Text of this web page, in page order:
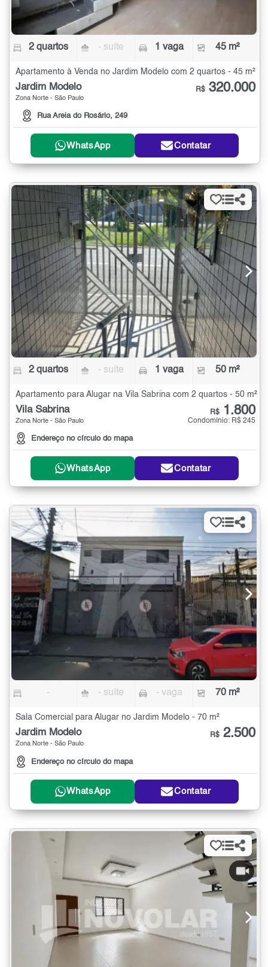
2 quartos - suíte 1 vaga 45 m²
Apartamento à Venda no Jardim Modelo com 2 quartos - 45 m²
Jardim Modelo
Zona Norte - São Paulo
Rua Areia do Rosário, 249
R$ 320.000
WhatsApp Contatar
2 quartos - suíte 1 vaga 50 m²
Apartamento para Alugar na Vila Sabrina com 2 quartos - 50 m²
Vila Sabrina
Zona Norte - São Paulo
Endereço no círculo do mapa
R$ 1.800
Condomínio: R$ 245
WhatsApp Contatar
- - suíte - vaga 70 m²
Sala Comercial para Alugar no Jardim Modelo - 70 m²
Jardim Modelo
Zona Norte - São Paulo
Endereço no círculo do mapa
R$ 2.500
WhatsApp Contatar